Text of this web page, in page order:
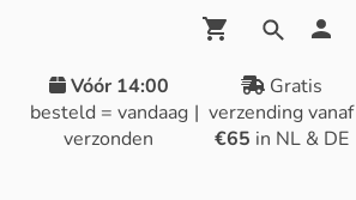
Vóór 14:00
besteld = vandaag
verzonden
|
Gratis
verzending vanaf
€65 in NL & DE